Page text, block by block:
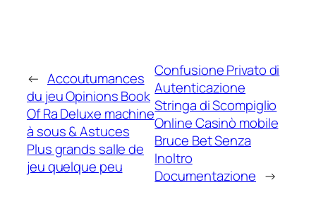
← Accoutumances
du jeu Opinions Book
Of Ra Deluxe machine
à sous & Astuces
Plus grands salle de
jeu quelque peu
Confusione Privato di
Autenticazione
Stringa di Scompiglio
Online Casinò mobile
Bruce Bet Senza
Inoltro
Documentazione →